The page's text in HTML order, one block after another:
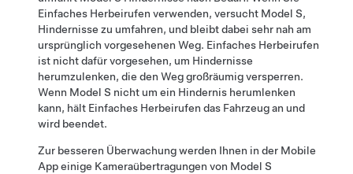
Einfaches Herbeirufen verwenden, versucht Model S,
Hindernisse zu umfahren, und bleibt dabei sehr nah am
ursprünglich vorgesehenen Weg. Einfaches Herbeirufen
ist nicht dafür vorgesehen, um Hindernisse
herumzulenken, die den Weg großräumig versperren.
Wenn Model S nicht um ein Hindernis herumlenken
kann, hält Einfaches Herbeirufen das Fahrzeug an und
wird beendet.
Zur besseren Überwachung werden Ihnen in der Mobile
App einige Kameraübertragungen von Model S